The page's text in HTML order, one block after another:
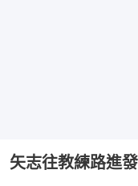
矢志往教練路進